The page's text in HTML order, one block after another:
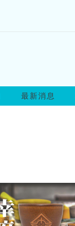
最新消息